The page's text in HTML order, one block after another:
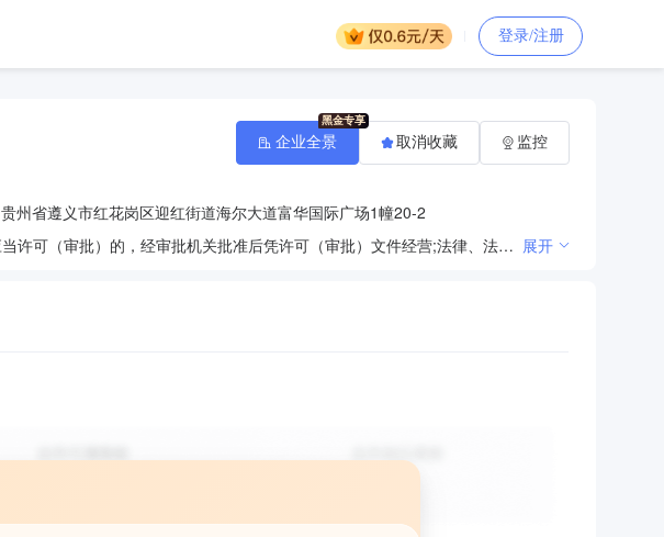
登录/注册
贵州省遵义市红花岗区迎红街道海尔大道富华国际广场1幢20-2
法律、法规、国务院决定规定禁止的不得经营；法律、法规、国务院决定规定应当许可（审批）的，经审批机关批准后凭许可（审批）文件经营;法律、法规、国务院决定规定无需许可（审批）的，市场主体自主选择经营。（房屋建筑工程；市政公用工程；水利水电工程；公路工程；电力工程；地基基础工程；钢结构工程；建筑装饰装修工程；机电安装工程；建筑幕墙工程；防水防腐保温工程；消防设施工程；城市及道路照明工程；环保工程；河湖整治工程；桥梁工程；隧道工程；模板脚手架工程；土石方工程；机械设备租赁；工程管理、工程监理、工程技术咨询；建筑劳务服务（不含劳务派遣、对外劳务合作）（依法须经批准的项目，经相关部门批准后方可开展经营活动）） 展开
企业全景 取消收藏 监控